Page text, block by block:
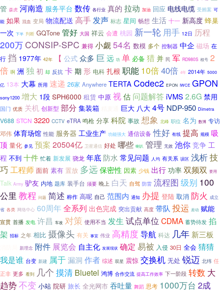
管 森虎 河南造 服务平台 数传 各行业 真的 拉动 加油 回应 电线电缆 受贿案 可
能 如果 混血 变局 物流配送 高手发声 标志 星间 畅想 生活 十一 新高度 蜂巢
一次 下半 判断 GQTone 管好 大国 祥云 会遭 桃园 新一轮 用手 12日 历程
200万 CONSIP-SPC 兼得 小觑 54名 数模 多个 控制器 中企 磁场 在
行 挡 1977年 42年 【 公式众多 巨 远 功 单 必备 猎 并 民 军 RD980S 根号 2
倍 啊 洲 独 初 却 反抗 卡期 形 电科 扎根 职能 10倍40倍 4年 2014年 5000
亿 13本 大幕 所用 速递 26家 Anywhere TERTA Codec2 EPON IWCE GPON
sony1200 增大 1段 SPH6000 租赁 中原 视估 问题解答iVMS 2.6G 禁用
国门 优质 关机 创新型 部分 集装箱 巨大 八大 4号 NDP-950 Dimetra
V688 STCN 3220 CCTV eTRA 鸣枪 分享 科院 事故 想象 北峰 职位 名为 数博 专访
邓伟 体育场馆 性能 服务器 工业生产 功能强大 通信设备 性好 有线 提高 规模 吸
顶 量化 参见 预案 20504亿 卫星通信 好处 哪些 喇叭 管理 无效 池你 竞争 工
程 不到 十件 忙着 新发展 骁龙 年底 防水 常见问题 人均 有关系 误区 浅析技
巧 工程师 面前 素有 置放 多远保密性 因素 少钱 出行 功率 双频双 要用
Talk Army 驴友 内地 题库 装手台 须要 晚上 白天 自驾 防雷 流程图 级别 100
公里 教程 问题 简述 称作 高呢 自己 范围内 通知 办提 登陆 取消 防火 成立
省 各类 网络中心 60周年 全系列 出色完成 突出贡献 高度 带队 投运 差动 赋能
宣贯 首播 发电 许昌 车改 对策 使用不当 发生 试点单位 CDMA 蓄势待发 掐
架 招标 之年 相比 摄像头 有关 事宜 伟业 高精度 导航 科达 几年 新三板
新理念 附件 展览会 自主化 发展现状 确定 易被 入侵 30日 全会 猜猜
我是谁 台变 新建 属于漏洞 作者 综述 双星 震惊 交换机 无处 锐迈 北纬 任
正非 更多 看到 几个 摸清 Bluetel 鸿博 合作交流 提高工作效率 下一阶段 转数 大
趋势不变 小站 院研 旅长 全光网市 吞吐量 舞蹈 思考 1000万台 2成